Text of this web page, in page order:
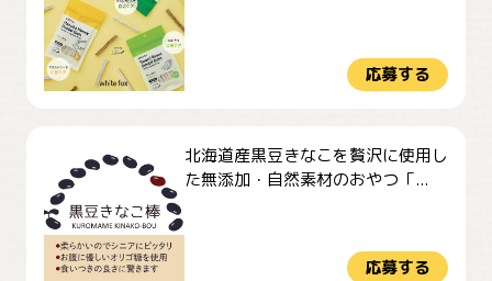
応募する
北海道産黒豆きなこを贅沢に使用し
た無添加・自然素材のおやつ「...
応募する